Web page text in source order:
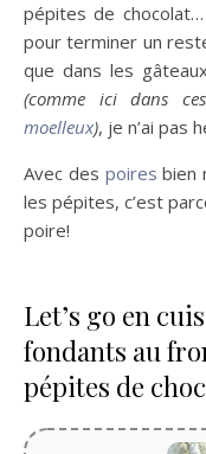
pépites de
pour terminer un
que dans les
(comme ici dans
moelleux), je n’ai pas
Avec des poires bien
les pépites, c’est
poire!
Let’s go en
fondants au
pépites de